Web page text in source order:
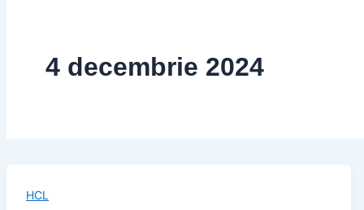
4 decembrie 2024
HCL